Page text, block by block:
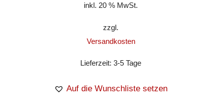
inkl. 20 % MwSt.
zzgl.
Versandkosten
Lieferzeit:3-5 Tage
Auf die Wunschliste setzen